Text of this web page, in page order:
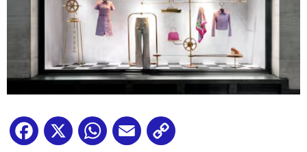
Facebook
X WhatsApp
Email